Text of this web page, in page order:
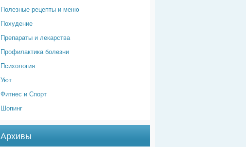
Полезные рецепты и меню
Похудение
Препараты и лекарства
Профилактика болезни
Психология
Уют
Фитнес и Спорт
Шопинг
Архивы